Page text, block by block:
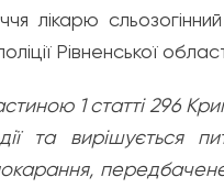
лікарю
Рівненської
1 статті 296
та вирішується